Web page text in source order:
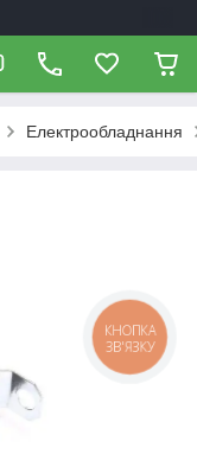
Електрообладнання
КНОПКА
ЗВ'ЯЗКУ